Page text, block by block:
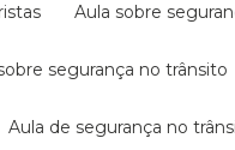
aula sobre
sobre segurança no trânsito
aula de segurança no